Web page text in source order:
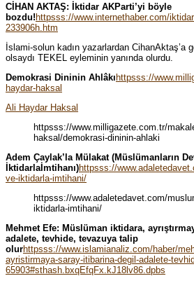
CİHAN AKTAŞ: İktidar AKParti’yi böyle
bozdu! httpsss://www.internethaber.com/
233906h.htm
İslami-solun kadın yazarlardan CihanAktaş’a
olsaydı TEKEL eyleminin yanında olurdu.
Demokrasi Dininin Ahlâkı httpsss://
haydar-haksal
Ali Haydar Haksal
httpsss://www.milligazete.com.tr/
haksal/demokrasi-dininin-ahlaki
Adem Çaylak’la Mülakat (Müslümanların
İktidarlaİmtihanı)httpsss://
ve-iktidarla-imtihani/
httpsss://www.adaletedavet.com/
iktidarla-imtihani/
Mehmet Efe: Müslüman iktidara,
adalete, tevhide, tevazuya talip
olurhttpsss://www.islamianaliz.com/haber/
ayristirmaya-saray-itibarina-degil-adalete-
65903#sthash.bxqEfqFx.kJ18lv86.dpbs